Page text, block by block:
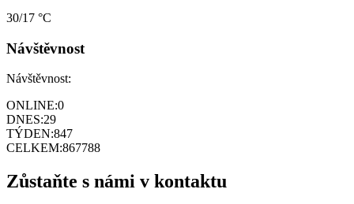
30/17 °C
Návštěvnost
Návštěvnost:
ONLINE:0
DNES:29
TÝDEN:847
CELKEM:867788
Zůstaňte s námi v kontaktu